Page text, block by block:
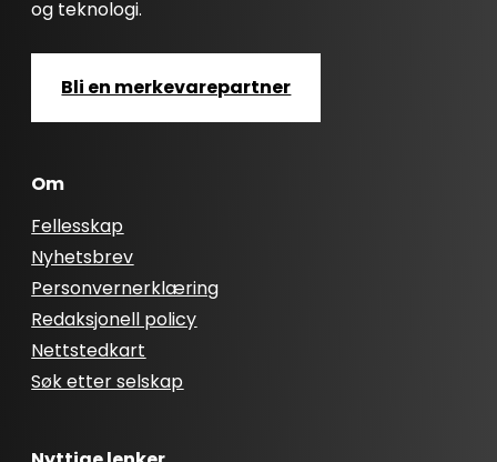
og teknologi.
Bli en merkevarepartner
Om
Fellesskap
Nyhetsbrev
Personvernerklæring
Redaksjonell policy
Nettstedkart
Søk etter selskap